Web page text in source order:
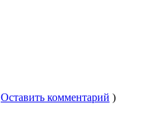
Оставить комментарий )